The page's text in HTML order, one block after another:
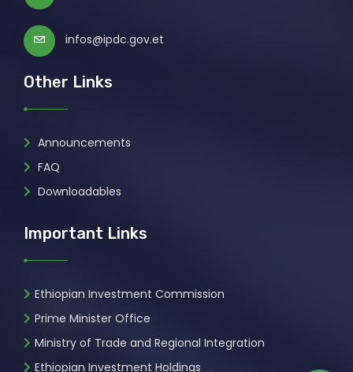
infos@ipdc.gov.et
Other Links
Announcements
FAQ
Downloadables
Important Links
Ethiopian Investment Commission
Prime Minister Office
Ministry of Trade and Regional Integration
Ethiopian Investment Holdings